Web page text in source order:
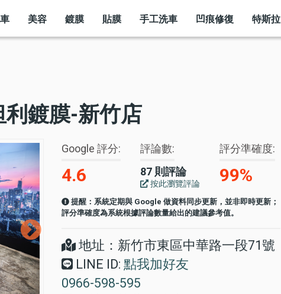
美容 鍍膜 貼膜 手工洗車 凹痕修復 特斯拉
利鍍膜-新竹店
Google 評分
4.6
評論數
87 則評論
按此瀏覽評論
評分準確度
99%
提醒：系統定期與 Google 做資料同步更新，並非即時更新；
評分準確度為系統根據評論數量給出的建議參考值。
地址：新竹市東區中華路一段71號
LINE ID: 點我加好友
0966-598-595